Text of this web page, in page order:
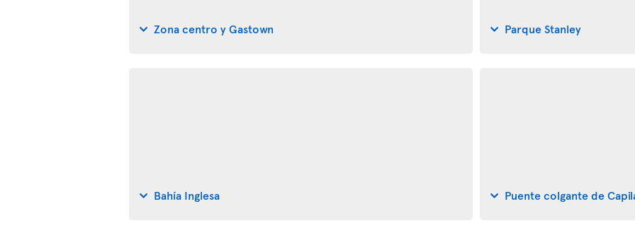
Zona centro y Gastown Parque Stanley
Bahía Inglesa Puente colgante de